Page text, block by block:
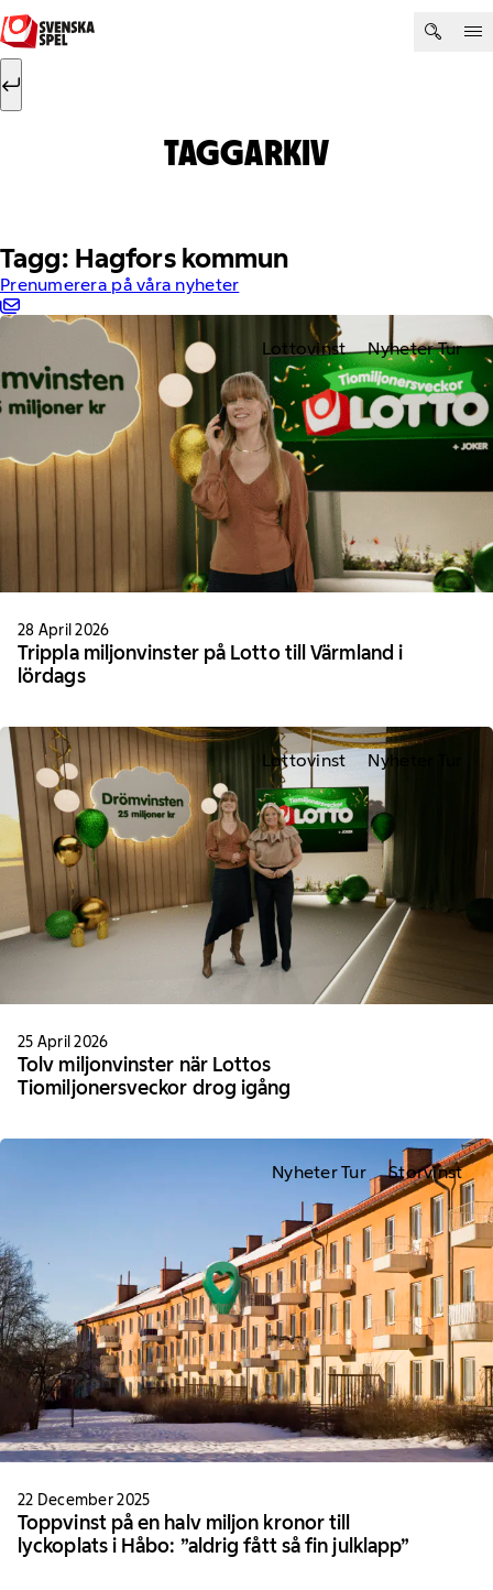
Hoppa till innehåll
Sök efter:
TAGGARKIV
Tagg: Hagfors kommun
Prenumerera på våra nyheter
Lottovinst Nyheter Tur
28 April 2026
Trippla miljonvinster på Lotto till Värmland i
lördags
Lottovinst Nyheter Tur
25 April 2026
Tolv miljonvinster när Lottos
Tiomiljonersveckor drog igång
Nyheter Tur Storvinst
22 December 2025
Toppvinst på en halv miljon kronor till
lyckoplats i Håbo: ”aldrig fått så fin julklapp”